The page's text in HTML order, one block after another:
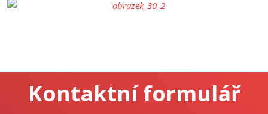
Kontaktní formulář